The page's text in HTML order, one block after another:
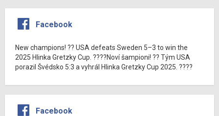
Facebook
New champions! ?? USA defeats Sweden 5–3 to win the
2025 Hlinka Gretzky Cup. ????Noví šampioni! ?? Tým USA
porazil Švédsko 5:3 a vyhrál Hlinka Gretzky Cup 2025. ????
Facebook